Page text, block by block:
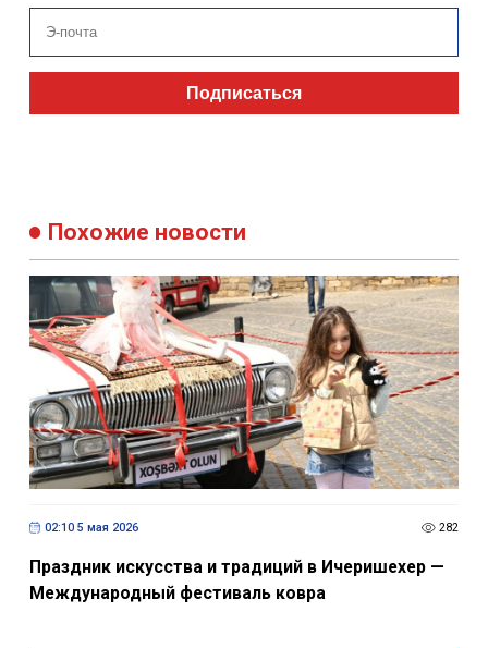
Подписаться
Похожие новости
02:10 5 мая 2026 282
Праздник искусства и традиций в Ичеришехер —
Международный фестиваль ковра